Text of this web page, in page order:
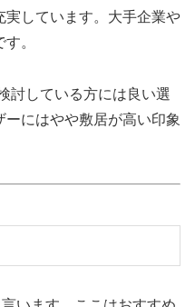
実しています。大手企業や
。
討している方には良い選
にはやや敷居が高い印象